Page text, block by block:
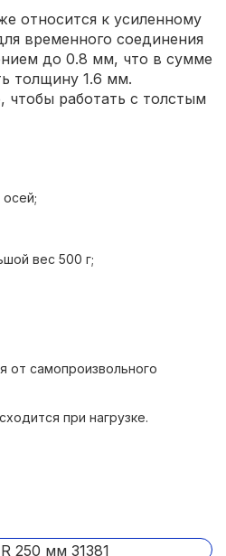
относится к усиленному
временного соединения
до 0.8 мм, что в сумме
толщину 1.6 мм.
чтобы работать с толстым
вес 500 г;
от самопроизвольного
при нагрузке.